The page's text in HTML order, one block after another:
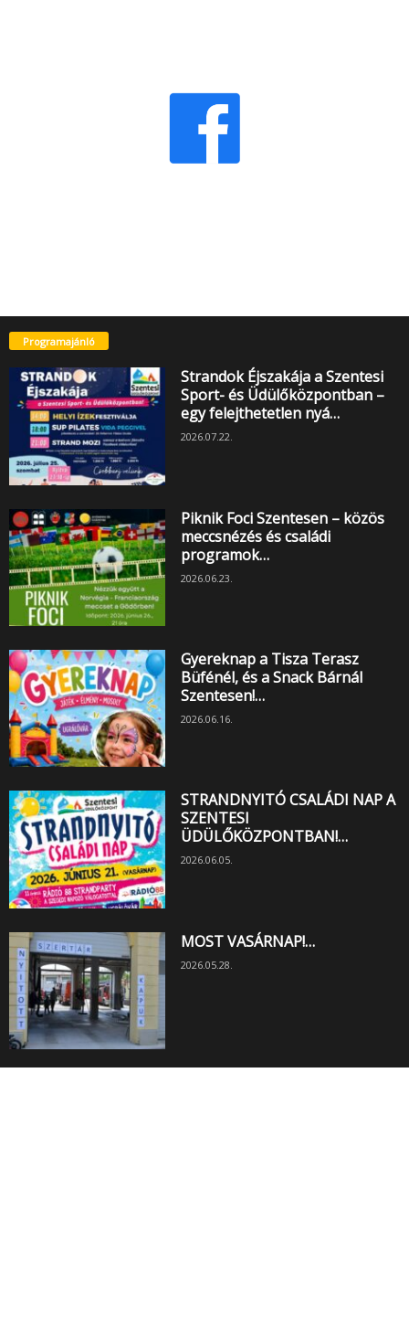
Programajánló
Strandok Éjszakája a Szentesi
Sport- és Üdülőközpontban –
egy felejthetetlen nyá…
2026.07.22.
Piknik Foci Szentesen – közös
meccsnézés és családi
programok…
2026.06.23.
Gyereknap a Tisza Terasz
Büfénél, és a Snack Bárnál
Szentesen!…
2026.06.16.
STRANDNYITÓ CSALÁDI NAP A
SZENTESI
ÜDÜLŐKÖZPONTBAN!…
2026.06.05.
MOST VASÁRNAP!…
2026.05.28.